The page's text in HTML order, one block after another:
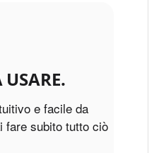
USARE.
e facile da
fare subito tutto ciò